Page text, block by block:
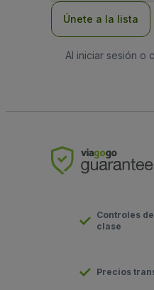
Únete a la lista
Al iniciar sesión o
Controles
clase
Precios